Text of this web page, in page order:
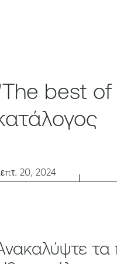
best of
20, 2024
τα